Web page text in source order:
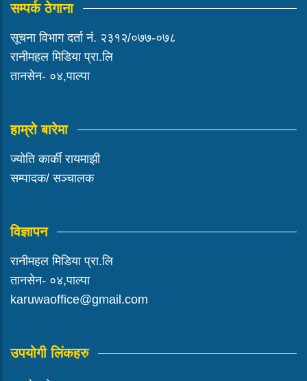
सम्पर्क ठेगाना
सूचना विभाग दर्ता नं. २३१२/०७७-०७८
रानीमहल मिडिया प्रा.लि
तानसेन- ०४,पाल्पा
हाम्रो बारेमा
ज्योति कार्की रायमाझी
सम्पादक/ सञ्चालक
विज्ञापन
रानीमहल मिडिया प्रा.लि
तानसेन- ०४,पाल्पा
karuwaoffice@gmail.com
उपयोगी लिंकहरु